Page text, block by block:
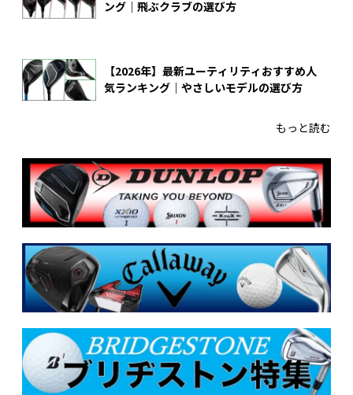
ング｜飛ぶクラブの選び方
【2026年】最新ユーティリティおすすめ人
気ランキング｜やさしいモデルの選び方
もっと読む